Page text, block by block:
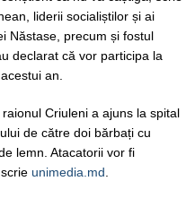
liderii socialiștilor și ai
Năstase, precum și fostul
declarat că vor participa la
an.
Criuleni a ajuns la spital
de către doi bărbați cu
lemn. Atacatorii vor fi
unimedia.md